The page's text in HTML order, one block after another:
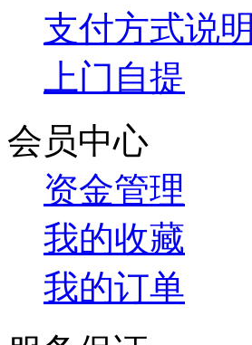
支付方式说明
上门自提
会员中心
资金管理
我的收藏
我的订单